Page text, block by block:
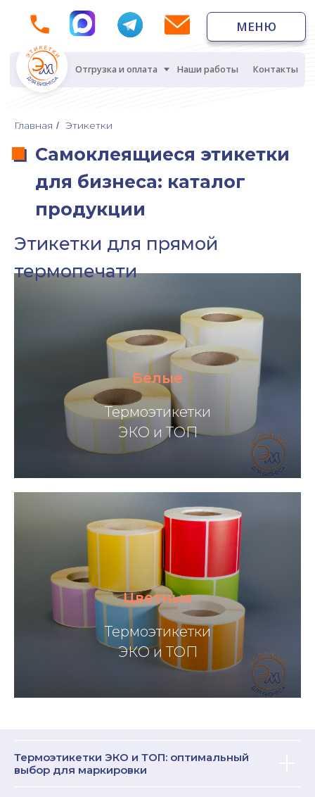
МЕНЮ
Отгрузка и оплата
МЕНЮ
Главная / Этикетки
для бизнеса: каталог
продукции
Этикетки для прямой
термопечати
Белые
Термоэтикетки
ЭКО и ТОП
Цветные
Термоэтикетки
ЭКО и ТОП
Термоэтикетки ЭКО и ТОП: оптимальный
выбор для маркировки
Этикетки для термотрансферной